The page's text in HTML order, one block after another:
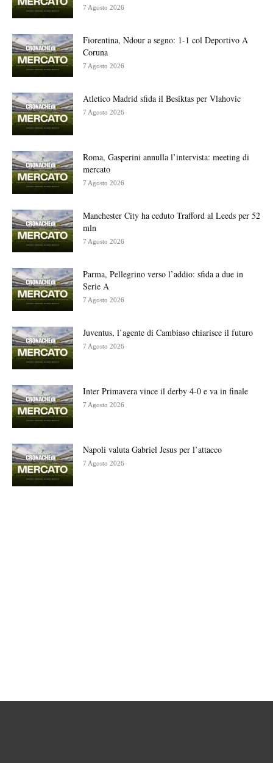
7 Agosto 2026
Fiorentina, Ndour a segno: 1-1 col Deportivo A
Coruna
7 Agosto 2026
Atletico Madrid sfida il Besiktas per Vlahovic
7 Agosto 2026
Roma, Gasperini annulla l’intervista: meeting di
mercato
7 Agosto 2026
Manchester City ha ceduto Trafford al Leeds per 52
mln
7 Agosto 2026
Parma, Pellegrino verso l’addio: sfida a due in
Serie A
7 Agosto 2026
Juventus, l’agente di Cambiaso chiarisce il futuro
7 Agosto 2026
Inter Primavera vince il derby 4-0 e va in finale
7 Agosto 2026
Napoli valuta Gabriel Jesus per l’attacco
7 Agosto 2026